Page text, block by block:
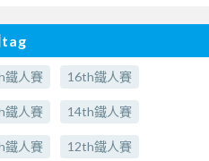
tag
鐵人賽 16th鐵人賽
鐵人賽 14th鐵人賽
鐵人賽 12th鐵人賽